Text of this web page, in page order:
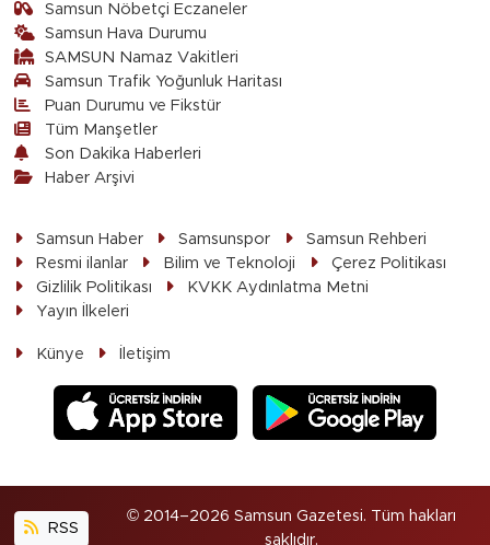
Samsun Nöbetçi Eczaneler
Samsun Hava Durumu
SAMSUN Namaz Vakitleri
Samsun Trafik Yoğunluk Haritası
Puan Durumu ve Fikstür
Tüm Manşetler
Son Dakika Haberleri
Haber Arşivi
Samsun Haber Samsunspor
Samsun Rehberi
Resmi ilanlar
Bilim ve Teknoloji
Çerez Politikası
Gizlilik Politikası
KVKK Aydınlatma Metni
Yayın İlkeleri
Künye İletişim
RSS
© 2014–2026 Samsun Gazetesi. Tüm hakları
saklıdır.